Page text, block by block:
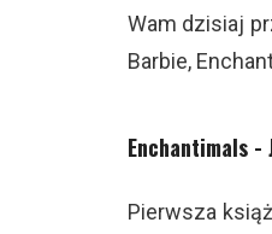
Wam dzisiaj
Barbie,
Enchantimals -
Pierwsza